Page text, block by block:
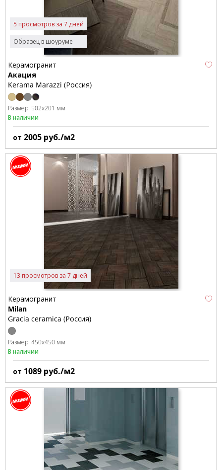
Образец в шоуруме
5 просмотров за 7 дней
Керамогранит
Акация
Kerama Marazzi (Россия)
Размер: 502x201 мм
В наличии
от 2005 руб./м2
13 просмотров за 7 дней
Керамогранит
Milan
Gracia ceramica (Россия)
Размер: 450x450 мм
В наличии
от 1089 руб./м2